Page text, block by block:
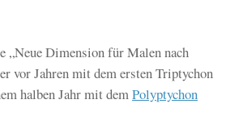
„Neue Dimension für Malen nach
vor Jahren mit dem ersten Triptychon
halben Jahr mit demPolyptychon